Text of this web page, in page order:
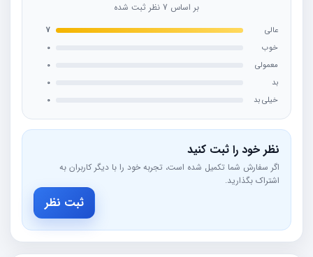
بر اساس 7 نظر ثبت شده
عالی
7
خوب
0
معمولی
0
بد
0
خیلی بد
0
نظر خود را ثبت کنید
اگر سفارش شما تکمیل شده است، تجربه خود را با دیگر کاربران به
اشتراک بگذارید.
ثبت نظر